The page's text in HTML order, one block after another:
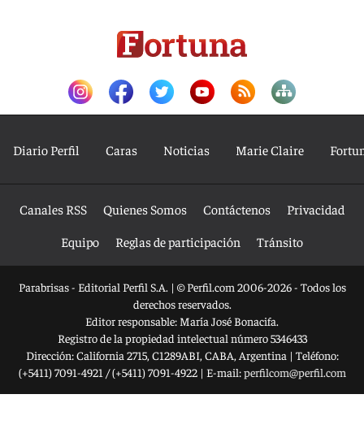
Diario Perfil Caras Noticias Marie Claire
Canales RSS Quienes Somos Contáctenos
Privacidad
Equipo
Reglas de participación Tránsito
Parabrisas - Editorial Perfil S.A. | © Perfil.com 2006-2026 - Todos los
derechos reservados.
Editor responsable: María José Bonacifa.
Registro de la propiedad intelectual número 5346433
Dirección:California 2715, C1289ABI, CABA, Argentina | Teléfono:
(+5411) 7091-4921 /(+5411) 7091-4922| E-mail:perfilcom@perfil.com